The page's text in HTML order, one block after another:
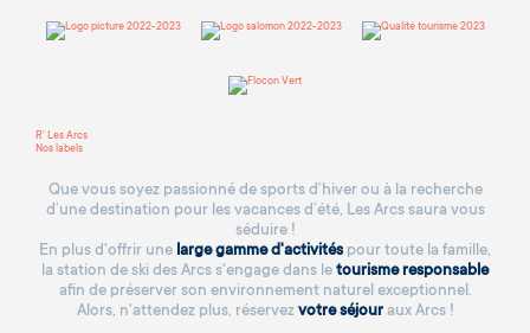
R' Les Arcs
Nos labels
Que vous soyez passionné de sports d’hiver ou à la recherche
d’une destination pour les vacances d’été, Les Arcs saura vous
séduire !
En plus d'offrir une large gamme d'activitéspour toute la famille,
la station de ski des Arcs s'engage dans le tourisme responsable
afin de préserver son environnement naturel exceptionnel.
Alors, n'attendez plus, réservez votre séjouraux Arcs !